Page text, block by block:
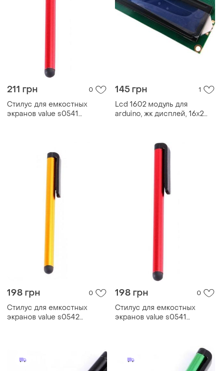
211 грн 0
Стилус для емкостных
экранов value s0541
145 грн 1
Lcd 1602 модуль для
arduino, жк дисплей, 16х2
198 грн 0
Стилус для емкостных
экранов value s0542
198 грн 0
Стилус для емкостных
экранов value s0541